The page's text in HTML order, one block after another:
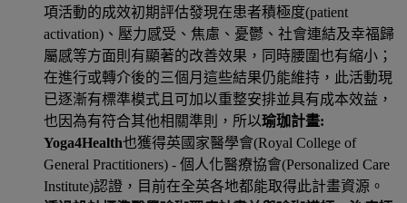
項活動的成效初期評估發現在患者積極度(patient
activation) 、壓力感受、焦慮、憂鬱、社會連結及幸福歸
屬感等方面則有顯著的改善效果，同時腰圍也有縮小；
在進行或轉介後的三個月這些結果仍能維持，此活動現
已逐漸有標準模式且可加以重整安排並具有成本效益，
也因為有符合其他相關準則，所以瑜珈計畫:
Yoga4Health也獲得英國家醫學會(Royal College of
General Practitioners) - 個人化醫療協會(Personalized Care
Institute)認證，目前在全英各地都能取得此計畫資源。